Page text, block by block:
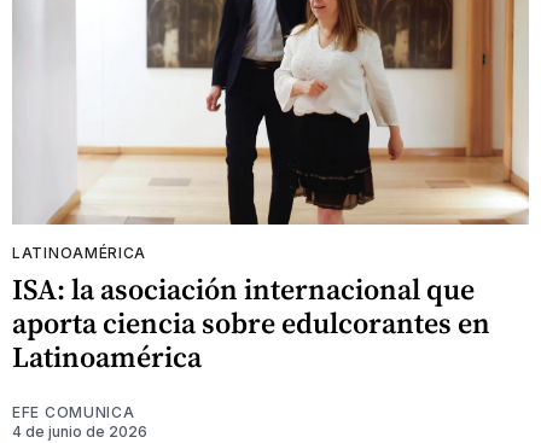
LATINOAMÉRICA
ISA: la asociación internacional que
aporta ciencia sobre edulcorantes en
Latinoamérica
EFE COMUNICA
4 de junio de 2026